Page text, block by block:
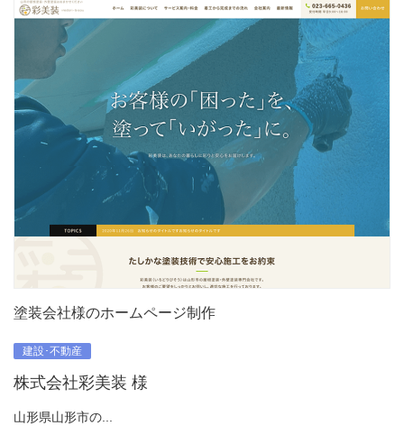
塗装会社様のホームページ制作
建設･不動産
株式会社彩美装 様
山形県山形市の...